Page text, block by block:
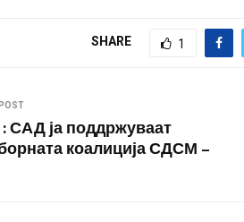
SHARE 1
САД ја поддржуваат
коалиција СДСМ –